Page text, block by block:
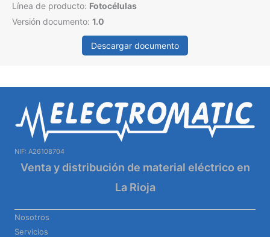
Línea de producto: Fotocélulas
Versión documento: 1.0
Descargar documento
NIF: A26108704
Venta y distribución de material eléctrico en
La Rioja
Nosotros
Servicios